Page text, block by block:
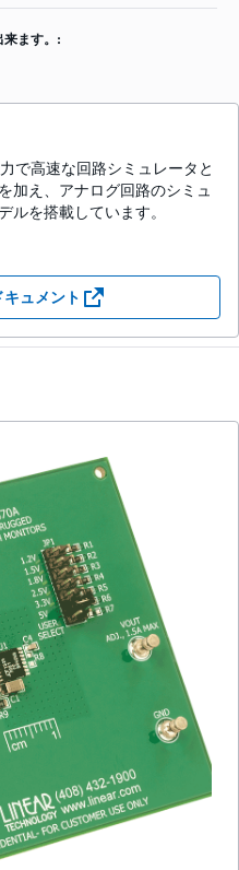
ます。:
で高速な回路シミュレータと
加え、アナログ回路のシミュ
ルを搭載しています。
ュメント